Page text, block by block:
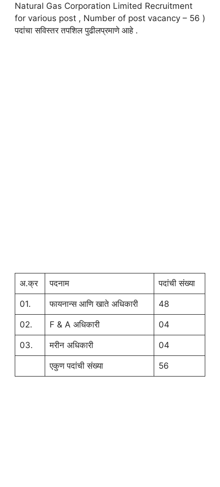
Natural Gas Corporation Limited Recruitment
for various post , Number of post vacancy – 56 )
पदांचा सविस्तर तपशिल पुढीलप्रमाणे आहे .
अ.क्र पदनाम पदांची संख्या
01. फायनान्स आणि खाते अधिकारी 48
02. F & A अधिकारी 04
03. मरीन अधिकारी 04
एकुण पदांची संख्या 56